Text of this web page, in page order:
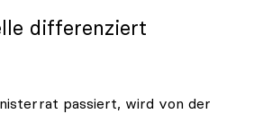
differenziert
passiert, wird von der